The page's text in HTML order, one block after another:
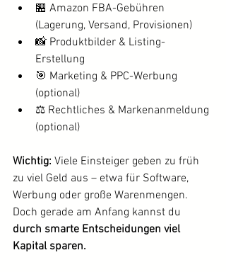
🏪 Amazon FBA-Gebühren
(Lagerung, Versand, Provisionen)
📸 Produktbilder & Listing-
Erstellung
🎯 Marketing & PPC-Werbung
(optional)
⚖️ Rechtliches & Markenanmeldung
(optional)
Wichtig: Viele Einsteiger geben zu früh
zu viel Geld aus – etwa für Software,
Werbung oder große Warenmengen.
Doch gerade am Anfang kannst du
durch smarte Entscheidungen viel
Kapital sparen.